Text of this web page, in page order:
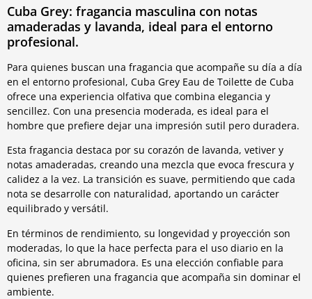
Cuba Grey: fragancia masculina con notas
amaderadas y lavanda, ideal para el entorno
profesional.
Para quienes buscan una fragancia que acompañe su día a día
en el entorno profesional, Cuba Grey Eau de Toilette de Cuba
ofrece una experiencia olfativa que combina elegancia y
sencillez. Con una presencia moderada, es ideal para el
hombre que prefiere dejar una impresión sutil pero duradera.
Esta fragancia destaca por su corazón de lavanda, vetiver y
notas amaderadas, creando una mezcla que evoca frescura y
calidez a la vez. La transición es suave, permitiendo que cada
nota se desarrolle con naturalidad, aportando un carácter
equilibrado y versátil.
En términos de rendimiento, su longevidad y proyección son
moderadas, lo que la hace perfecta para el uso diario en la
oficina, sin ser abrumadora. Es una elección confiable para
quienes prefieren una fragancia que acompaña sin dominar el
ambiente.